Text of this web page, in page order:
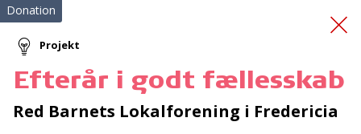
Førstehjælpskursus
Donation
Projekt
Efterår i godt fællesskab
Red Barnets Lokalforening i Fredericia